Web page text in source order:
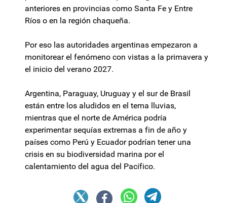
anteriores en provincias como Santa Fe y Entre
Ríos o en la región chaqueña.
Por eso las autoridades argentinas empezaron a
monitorear el fenómeno con vistas a la primavera y
el inicio del verano 2027.
Argentina, Paraguay, Uruguay y el sur de Brasil
están entre los aludidos en el tema lluvias,
mientras que el norte de América podría
experimentar sequías extremas a fin de año y
países como Perú y Ecuador podrían tener una
crisis en su biodiversidad marina por el
calentamiento del agua del Pacífico.